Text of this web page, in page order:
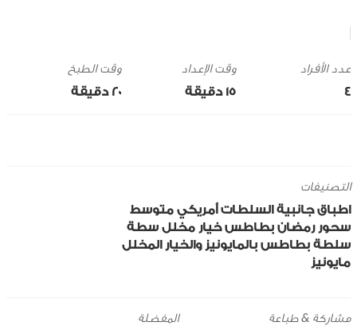
4
وقت الإعداد
15 ‎دقيقة
وقت الطبخ
20 ‎دقيقة
التصنيفات
اطباق جانبية السلطات أمريكي متوسط
سحور رمضان بطاطس خيار مخلل سطة
سلطة بطاطس بالمايونيز والخيار المخلل
مايونيز
مشاركة & طباعة المفضلة